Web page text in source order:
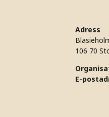
Adress
106 70
E-